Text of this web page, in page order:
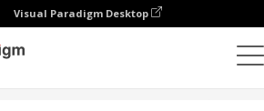
Visual Paradigm Desktop